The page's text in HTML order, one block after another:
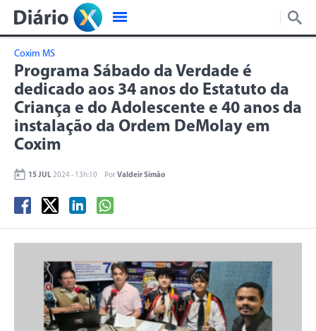
Coxim MS
Programa Sábado da Verdade é
dedicado aos 34 anos do Estatuto da
Criança e do Adolescente e 40 anos da
instalação da Ordem DeMolay em
Coxim
15 JUL2024 - 13h:10 PorValdeir Simão